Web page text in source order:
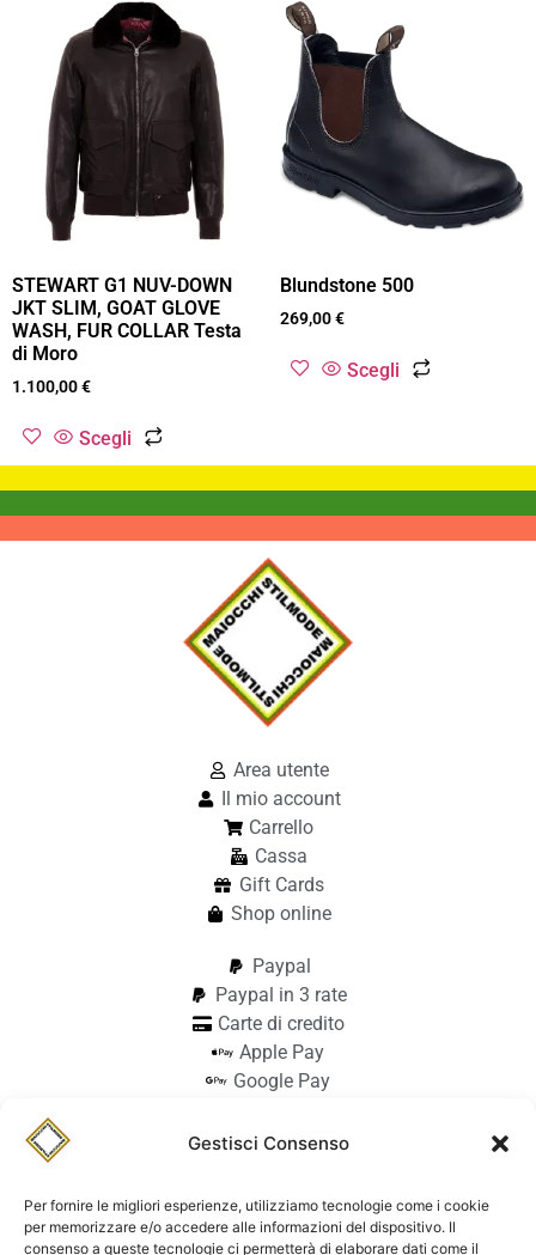
Gestisci Consenso
Per fornire le migliori esperienze, utilizziamo tecnologie come i cookie
per memorizzare e/o accedere alle informazioni del dispositivo. Il
consenso a queste tecnologie ci permetterà di elaborare dati come il
STEWART G1 NUV-DOWN
JKT SLIM, GOAT GLOVE
WASH, FUR COLLAR Testa
di Moro
1.100,00€
Scegli
Blundstone 500
269,00€
Scegli
Area utente
Il mio account
Carrello
Cassa
Gift Cards
Shop online
Paypal
Paypal in 3 rate
Carte di credito
Apple Pay
Google Pay
Pagamento alla consegna
StilmodeMaiocchi